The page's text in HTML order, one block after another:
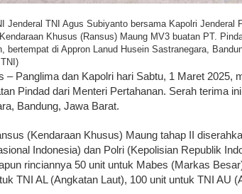
Jenderal TNI Agus Subiyanto bersama Kapolri
Khusus (Ransus) Maung MV3 buatan PT.
bertempat di Appron Lanud Husein Sastranegara,
– Panglima dan Kapolri hari Sabtu, 1 Maret 2025,
Pindad dari Menteri Pertahanan. Serah terima
Bandung, Jawa Barat.
(Kendaraan Khusus) Maung tahap II
Indonesia) dan Polri (Kepolisian Republik
rinciannya 50 unit untuk Mabes (Markas
TNI AL (Angkatan Laut), 100 unit untuk TNI AU